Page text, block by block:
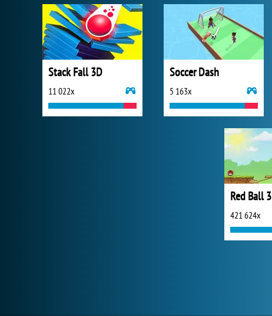
Stack Fall 3D
11 022x
Soccer Dash
5 163x
Red Ball 3
421 624x